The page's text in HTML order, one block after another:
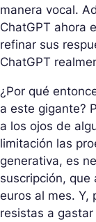
manera vocal.
ChatGPT ahora
refinar sus
ChatGPT
¿Por qué
a este gigante?
a los ojos de
limitación las
generativa, es
suscripción, que
euros al mes. Y,
resistas a